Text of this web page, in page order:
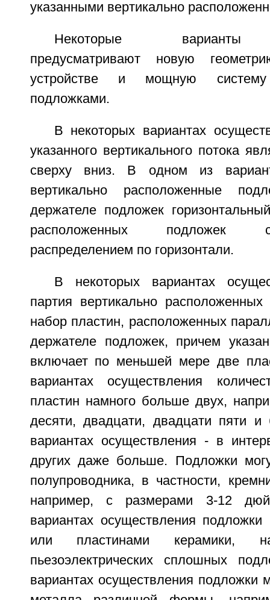
указанными вертикально
Некоторые варианты
предусматривают новую
устройстве и мощную систему
подложками.
В некоторых вариантах
указанного вертикального потока
сверху вниз. В одном из
вертикально расположенные
держателе подложек
расположенных подложек
распределением по горизонтали.
В некоторых вариантах
партия вертикально
набор пластин, расположенных
держателе подложек, причем
включает по меньшей мере две
вариантах осуществления
пластин намного больше двух,
десяти, двадцати, двадцати пяти и
вариантах осуществления - в
других даже больше. Подложки
полупроводника, в частности,
например, с размерами 3-12
вариантах осуществления
или пластинами керамики,
пьезоэлектрических сплошных
вариантах осуществления подложки